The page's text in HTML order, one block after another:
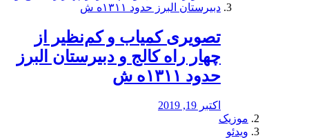
️تصویری کمیاب و کم‌نظیر از
چهار راه كالج و دبيرستان البرز
حدود ۱۳۱۱ه ش
اکتبر 19, 2019
موزیک
ویدئو